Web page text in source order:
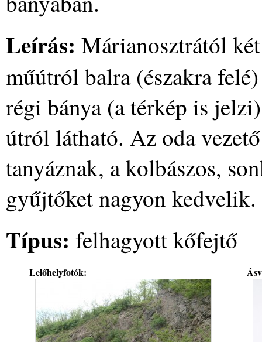
Leírás: Márianosztrától
műútról balra (északra
régi bánya (a térkép is
útról látható. Az oda
tanyáznak, a kolbászos,
gyűjtőket nagyon kedvelik.
Típus: felhagyott kőfejtő
Lelőhelyfotók: